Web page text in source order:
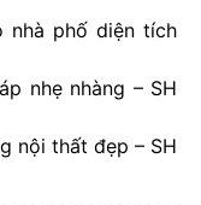
nhà phố diện tích
nhẹ nhàng – SH
nội thất đẹp – SH